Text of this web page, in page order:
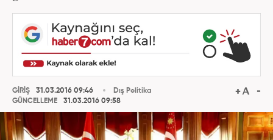
GİRİŞ
31.03.2016 09:46
GÜNCELLEME
31.03.2016 09:58
Dış Politika